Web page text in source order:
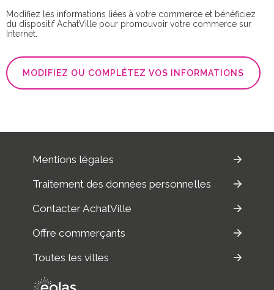
Modifiez les informations liées à votre commerce et bénéficiez
du dispositif AchatVille pour promouvoir votre commerce sur
Internet.
MODIFIEZ OU COMPLÉTEZ VOS INFORMATIONS
Mentions légales
Traitement des données personnelles
Contacter AchatVille
Offre commerçants
Toutes les villes